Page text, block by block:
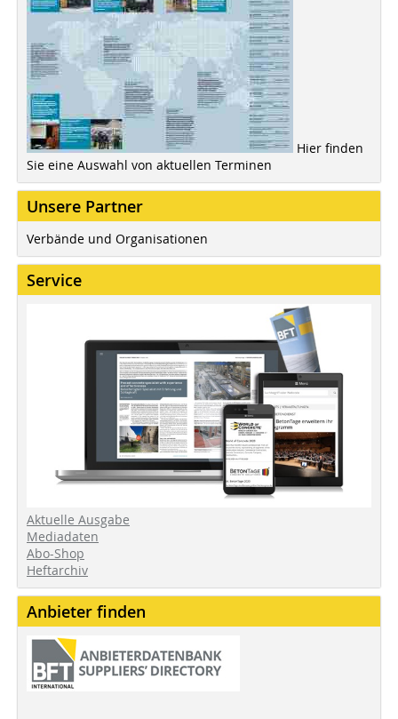
Hier finden
Sie eine Auswahl von aktuellen Terminen
Unsere Partner
Verbände und Organisationen
Service
Aktuelle Ausgabe
Mediadaten
Abo-Shop
Heftarchiv
Anbieter finden